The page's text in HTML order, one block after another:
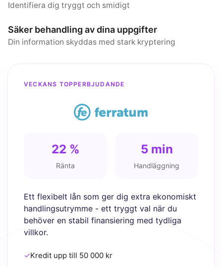
Identifiera dig tryggt och smidigt
Säker behandling av dina uppgifter
Din information skyddas med stark kryptering
VECKANS TOPPERBJUDANDE
22 %
Ränta
5 min
Handläggning
Ett flexibelt lån som ger dig extra ekonomiskt
handlingsutrymme - ett tryggt val när du
behöver en stabil finansiering med tydliga
villkor.
✓Kredit upp till 50 000 kr